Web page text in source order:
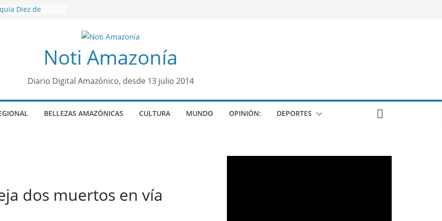
Diez de
de 22 años
de Alison,
sensación de
Noti Amazonía
Diario Digital Amazónico, desde 13 julio 2014
BELLEZAS AMAZÓNICAS CULTURA MUNDO OPINIÓN: DEPORTES
dos muertos en vía